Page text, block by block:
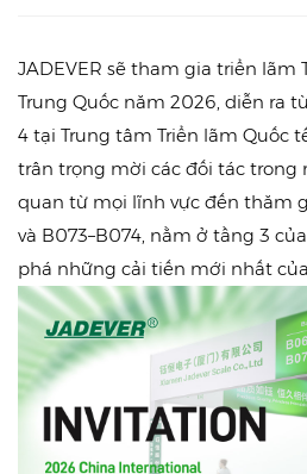
JADEVER sẽ tham gia triển lãm
Trung Quốc năm 2026, diễn ra
4 tại Trung tâm Triển lãm Quốc
trân trọng mời các đối tác trong
quan từ mọi lĩnh vực đến thăm
và B073–B074, nằm ở tầng 3
phá những cải tiến mới nhất